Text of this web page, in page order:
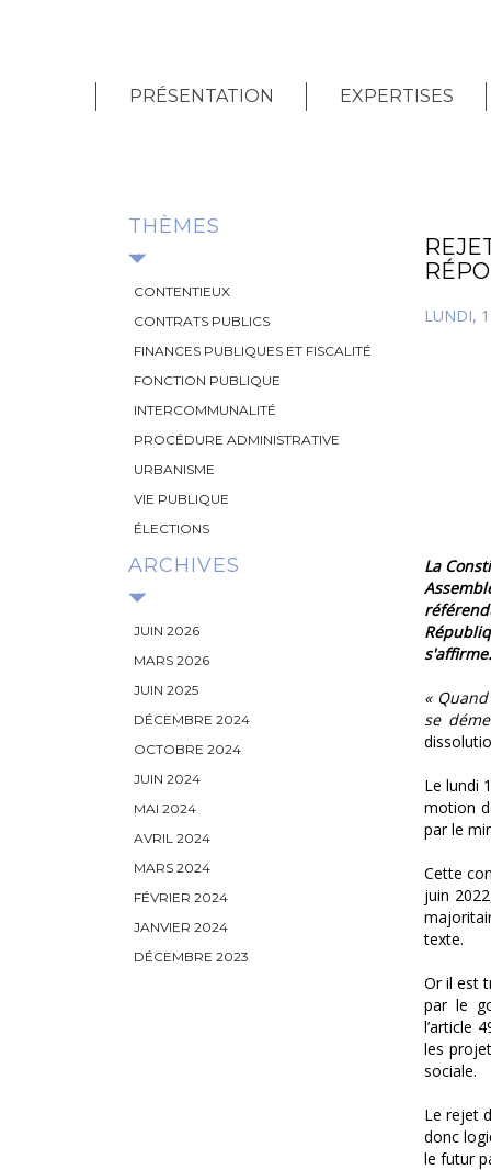
PRÉSENTATION EXPERTISES
THÈMES
CONTENTIEUX
CONTRATS PUBLICS
FINANCES PUBLIQUES ET FISCALITÉ
FONCTION PUBLIQUE
INTERCOMMUNALITÉ
PROCÉDURE ADMINISTRATIVE
URBANISME
VIE PUBLIQUE
ÉLECTIONS
ARCHIVES
JUIN 2026
MARS 2026
JUIN 2025
DÉCEMBRE 2024
OCTOBRE 2024
JUIN 2024
MAI 2024
AVRIL 2024
MARS 2024
FÉVRIER 2024
JANVIER 2024
DÉCEMBRE 2023
LUNDI,
La
s'affirme.
«
se
Le lundi
motion
par le
Cette
juin
texte.
Or il est
par le
l’article
les
sociale.
Le rejet
donc
le futur